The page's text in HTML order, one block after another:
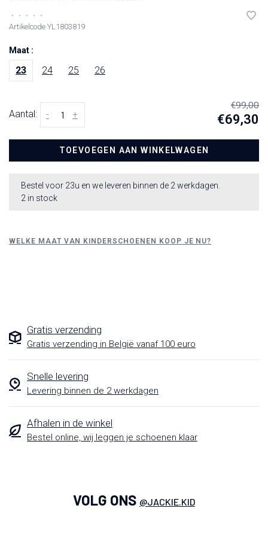
• • • •
•
Artikelcode YL1803819
Maat :
23 24 25 26
Aantal: +
-
€99,00
€69,30
TOEVOEGEN AAN WINKELWAGEN
Bestel voor 23u en we leveren binnen de 2 werkdagen.
2 in stock
WELKE MAAT VAN KINDERSCHOENEN KOOP JE NU?
Gratis verzending
Gratis verzending in België vanaf 100 euro
Snelle levering
Levering binnen de 2 werkdagen
Afhalen in de winkel
Bestel online, wij leggen je schoenen klaar
VOLG ONS @JACKIE.KID